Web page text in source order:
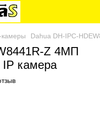
камеры Dahua DH-IPC-
Z 4МП
камера